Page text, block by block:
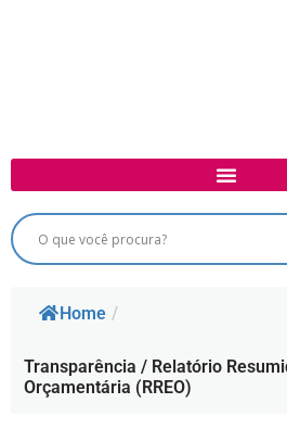
Home /
Transparência / Relatório
Orçamentária (RREO)